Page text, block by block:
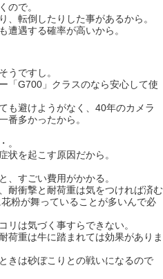
ので。
、転倒したりした事があるから。
遭遇する確率が高いから。
うですし。
「G700」クラスのなら安心して使
も避けようがなく、40年のカメラ
番多かったから。
。
状を起こす原因だから。
、すごい費用がかかる。
耐衝撃と耐荷重は気をつければ済む
粉が舞っていることが多いんで必
リは気づく事すらできない。
荷重は牛に踏まれては効果がありま
きは砂ぼこりとの戦いになるので